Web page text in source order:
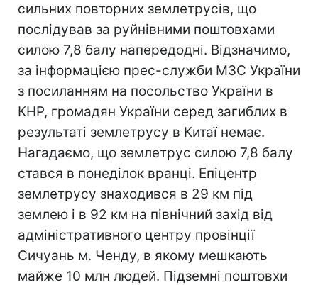
сильних повторних землетрусів, що
послідував за руйнівними поштовхами
силою 7,8 балу напередодні. Відзначимо,
за інформацією прес-служби МЗС України
з посиланням на посольство України в
КНР, громадян України серед загиблих в
результаті землетрусу в Китаї немає.
Нагадаємо, що землетрус силою 7,8 балу
стався в понеділок вранці. Епіцентр
землетрусу знаходився в 29 км під
землею і в 92 км на північний захід від
адміністративного центру провінції
Сичуань м. Ченду, в якому мешкають
майже 10 млн людей. Підземні поштовхи